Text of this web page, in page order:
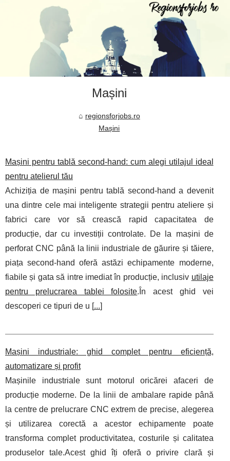
Mașini
regionsforjobs.ro
Mașini
Mașini pentru tablă second‑hand: cum alegi utilajul ideal
pentru atelierul tău
Achiziția de mașini pentru tablă second‑hand a devenit
una dintre cele mai inteligente strategii pentru ateliere și
fabrici care vor să crească rapid capacitatea de
producție, dar cu investiții controlate. De la mașini de
perforat CNC până la linii industriale de găurire și tăiere,
piața second‑hand oferă astăzi echipamente moderne,
fiabile și gata să intre imediat în producție, inclusiv utilaje
pentru prelucrarea tablei folosite.În acest ghid vei
descoperi ce tipuri de u [...]
Mașini industriale: ghid complet pentru eficiență,
automatizare și profit
Mașinile industriale sunt motorul oricărei afaceri de
producție moderne. De la linii de ambalare rapide până
la centre de prelucrare CNC extrem de precise, alegerea
și utilizarea corectă a acestor echipamente poate
transforma complet productivitatea, costurile și calitatea
produselor tale.Acest ghid îți oferă o privire clară și